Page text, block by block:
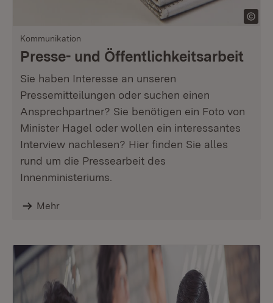
Kommunikation
Presse- und Öffentlichkeitsarbeit
Sie haben Interesse an unseren
Pressemitteilungen oder suchen einen
Ansprechpartner? Sie benötigen ein Foto von
Minister Hagel oder wollen ein interessantes
Interview nachlesen? Hier finden Sie alles
rund um die Pressearbeit des
Innenministeriums.
Mehr